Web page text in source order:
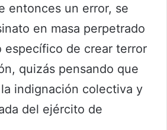
entonces un error, se
en masa perpetrado
específico de crear terror
quizás pensando que
indignación colectiva y
del ejército de